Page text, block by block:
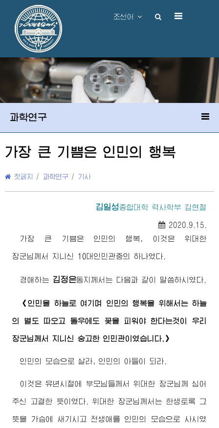
조선어
과학연구
가장 큰 기쁨은 인민의 행복
첫페지 / 과학연구 / 기사
김일성종합대학 력사학부 김현철
2020.9.15.
가장 큰 기쁨은 인민의 행복, 이것은 위대한
장군님께서 지니신 10대인민관중의 하나였다.
경애하는 김정은동지 께서는 다음과 같이 말씀하시였다.
《인민을 하늘로 여기며 인민의 행복을 위해서는 하늘
의 별도 따오고 돌우에도 꽃을 피워야 한다는것이 우리
장군님께서 지니신 숭고한 인민관이였습니다.》
인민의 모습으로 살라, 인민의 아들이 되라.
이것은 유년시절에 부모님들께서위대한 장군님 께 심어
주신 고결한 뜻이였다. 위대한 장군님께서 는 한생토록 그
뜻을 가슴에 새기시고 전생애를 인민의 모습으로 사시였